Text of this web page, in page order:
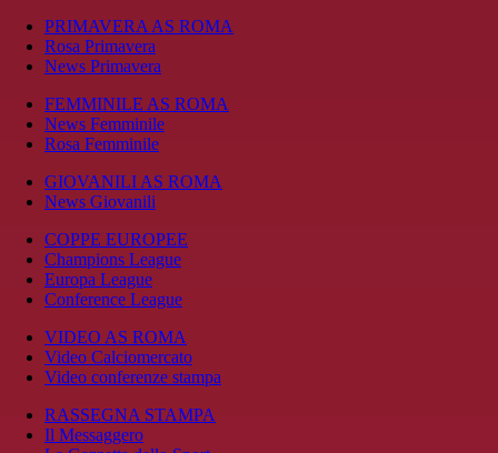
PRIMAVERA AS ROMA
Rosa Primavera
News Primavera
FEMMINILE AS ROMA
News Femminile
Rosa Femminile
GIOVANILI AS ROMA
News Giovanili
COPPE EUROPEE
Champions League
Europa League
Conference League
VIDEO AS ROMA
Video Calciomercato
Video conferenze stampa
RASSEGNA STAMPA
Il Messaggero